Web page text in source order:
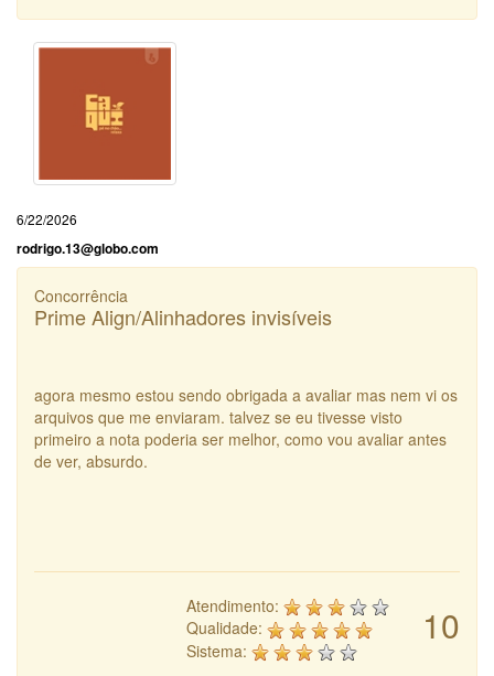
6/22/2026
rodrigo.13@globo.com
Concorrência
Prime Align/Alinhadores invisíveis
agora mesmo estou sendo obrigada a avaliar mas nem vi os
arquivos que me enviaram. talvez se eu tivesse visto
primeiro a nota poderia ser melhor, como vou avaliar antes
de ver, absurdo.
10
Atendimento:
Qualidade:
Sistema: